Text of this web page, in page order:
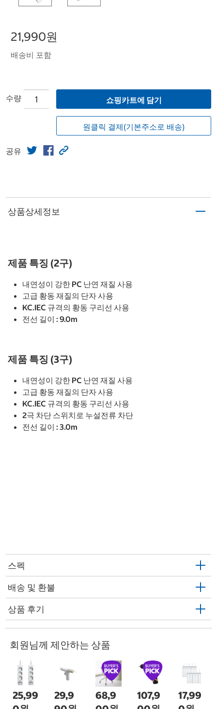
21,990원
배송비 포함
수량 쇼핑카트에 담기
원클릭 결제(기본주소로 배송)
공유
상품상세정보
제품 특징 (2구)
내연성이 강한 PC 난연 재질 사용
고급 황동 재질의 단자 사용
KC.IEC 규격의 황동 구리선 사용
전선 길이 : 9.0m
제품 특징 (3구)
내연성이 강한 PC 난연 재질 사용
고급 황동 재질의 단자 사용
KC.IEC 규격의 황동 구리선 사용
2극 차단 스위치로 누설전류 차단
전선 길이 : 3.0m
스펙
배송 및 환불
상품 후기
회원님께 제안하는 상품
25,99
29,9
68,9
107,9
17,99